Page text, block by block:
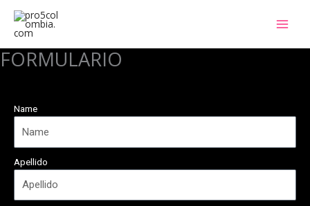
contenido
FORMULARIO
Name
Apellido